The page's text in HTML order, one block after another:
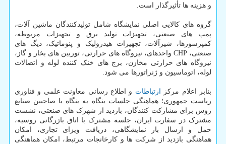
و هزینه ها تأثیرگذار است.
گروه های کالایی اصلی نمایشگاه شامل تولیدکنندگان ماشین آلات،
پمپ های صنعتی، تجهیزات تولید برق و تجهیزات مربوطه،
کمپرسورها، شیرآلات، تجهیزات هیدرولیک و پنوماتیک، دیگ های
صنعتی، CHP واحدهای، نیروگاه های حرارتی، توربین های بخار و گاز،
نیروگاه های حرارتی مخازن، برج های خنک کننده لوله و اتصالات
لوله، اتوماسیون و ژنراتورها می شود.
بنابر اعلام مرکز ارتباطات و اطلاع رسانی معاونت علمی و فناوری
ریاست جمهوری؛ هماهنگی جلسات بنگاه به بنگاه با صاحبین صنایع
روس برای مشارکت کنندگان، بازدید از شهرک های صنعتی، نشست
مشترک در سفارت ایران، جلسه مشترک با اتاق بازرگانی روسیه،
حمل و ارسال بار نمایشگاهی، دریافت ویزای تجاری، امکان
هماهنگی بازدید از شرکت ها و کارخانجات مرتبط، امکان هماهنگی